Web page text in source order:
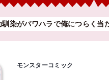
馴染がパワハラで俺につらく当
モンスターコミック